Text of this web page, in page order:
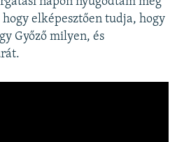
elképesztően tudja, hogy
Győző milyen, és